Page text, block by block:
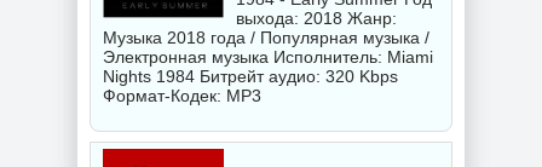
выхода: 2018 Жанр:
Музыка 2018 года / Популярная музыка /
Электронная музыка Исполнитель: Miami
Nights 1984 Битрейт аудио: 320 Kbps
Формат-Кодек: MP3